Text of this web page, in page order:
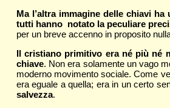
Ma l’altra immagine delle chiavi
tutti hanno notato la peculiare
per un breve accenno in proposito
Il cristiano primitivo era né più né
chiave. Non era solamente un vago
moderno movimento sociale. Come
era eguale a quella; era in un certo
salvezza.